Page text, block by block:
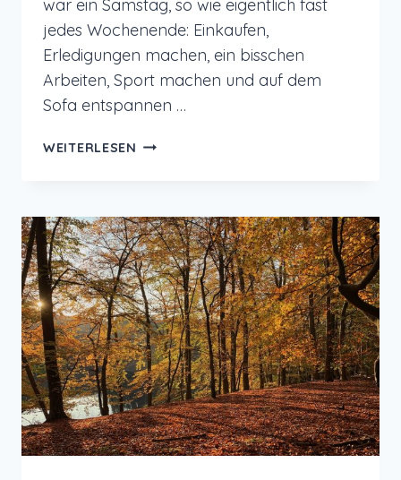
war ein Samstag, so wie eigentlich fast
jedes Wochenende: Einkaufen,
Erledigungen machen, ein bisschen
Arbeiten, Sport machen und auf dem
Sofa entspannen …
WEITERLESEN 12
NOVEMBER
2022
–
EIN
SAMSTAG
IM
NOVEMBER